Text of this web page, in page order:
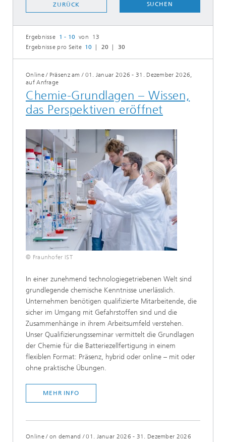
ZURÜCK SUCHEN
Ergebnisse 1 - 10 von 13
Ergebnisse pro Seite 10 20 30
Online / Präsenz am / 01. Januar 2026 - 31. Dezember 2026,
auf Anfrage
Chemie-Grundlagen – Wissen,
das Perspektiven eröffnet
© Fraunhofer IST
In einer zunehmend technologiegetriebenen Welt sind
grundlegende chemische Kenntnisse unerlässlich.
Unternehmen benötigen qualifizierte Mitarbeitende, die
sicher im Umgang mit Gefahrstoffen sind und die
Zusammenhänge in ihrem Arbeitsumfeld verstehen.
Unser Qualifizierungsseminar vermittelt die Grundlagen
der Chemie für die Batteriezellfertigung in einem
flexiblen Format: Präsenz, hybrid oder online – mit oder
ohne praktische Übungen.
MEHR INFO
Online / on demand /01. Januar 2026 - 31. Dezember 2026